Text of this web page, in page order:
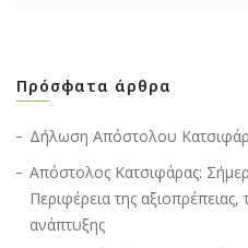
Πρόσφατα άρθρα
Δήλωση Απόστολου
Απόστολος Κατσιφάρας:
Περιφέρεια της αξιοπρέπειας,
ανάπτυξης